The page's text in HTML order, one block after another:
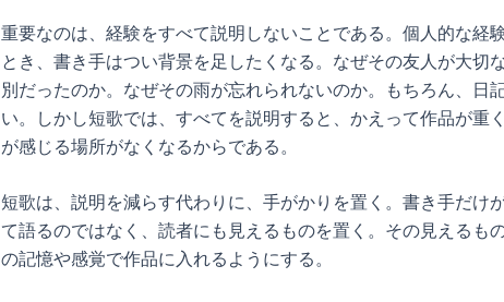
重要なのは、経験をすべて説明しないことである。個人的な経
とき、書き手はつい背景を足したくなる。なぜその友人が大切
別だったのか。なぜその雨が忘れられないのか。もちろん、日
い。しかし短歌では、すべてを説明すると、かえって作品が重
が感じる場所がなくなるからである。
短歌は、説明を減らす代わりに、手がかりを置く。書き手だけ
て語るのではなく、読者にも見えるものを置く。その見えるも
の記憶や感覚で作品に入れるようにする。